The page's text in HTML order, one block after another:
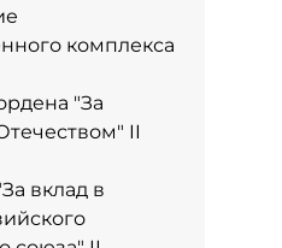
комплекса
"За
II
вклад в